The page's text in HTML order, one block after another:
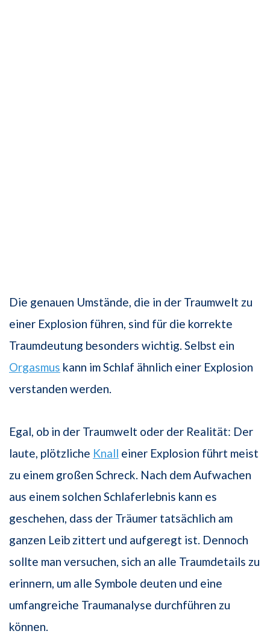
Die genauen Umstände, die in der Traumwelt zu
einer Explosion führen, sind für die korrekte
Traumdeutung besonders wichtig. Selbst ein
Orgasmus kann im Schlaf ähnlich einer Explosion
verstanden werden.
Egal, ob in der Traumwelt oder der Realität: Der
laute, plötzliche Knall einer Explosion führt meist
zu einem großen Schreck. Nach dem Aufwachen
aus einem solchen Schlaferlebnis kann es
geschehen, dass der Träumer tatsächlich am
ganzen Leib zittert und aufgeregt ist. Dennoch
sollte man versuchen, sich an alle Traumdetails zu
erinnern, um alle Symbole deuten und eine
umfangreiche Traumanalyse durchführen zu
können.